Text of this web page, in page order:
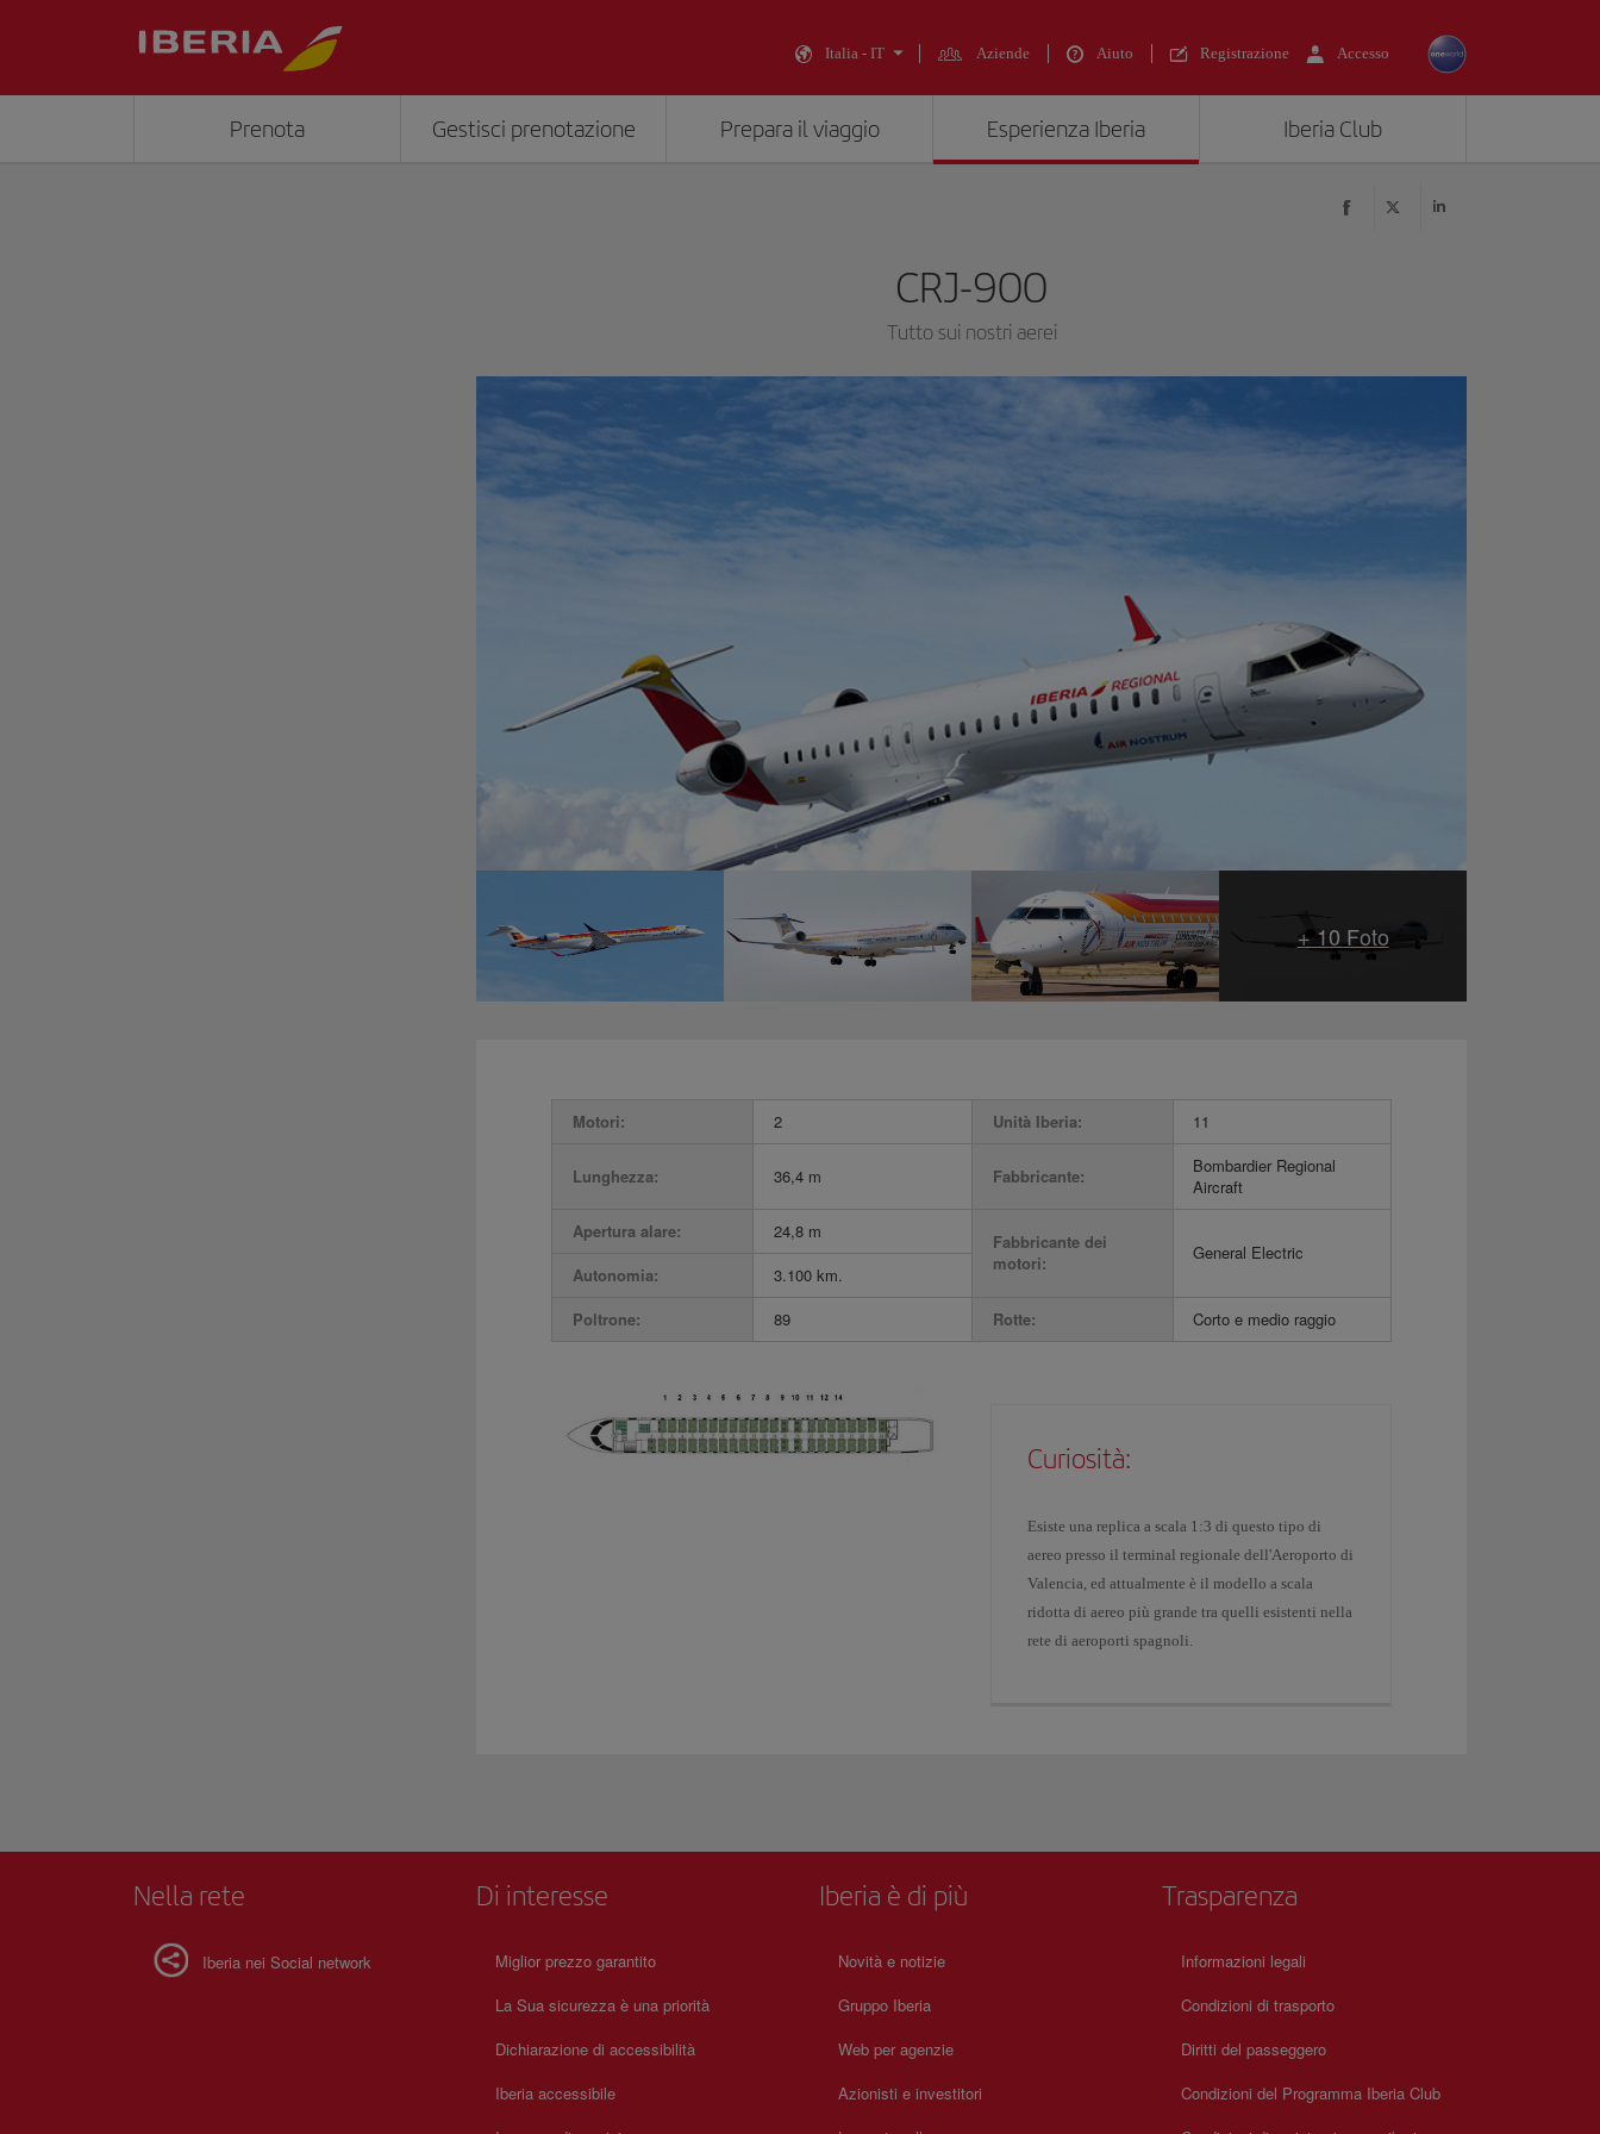
Italia - IT Aziende Aiuto Registrazione Accesso
Prenota Gestisci prenotazione Prepara il viaggio Esperienza Iberia Iberia Club
CRJ-900
Tutto sui nostri aerei
Motori: 2 Unità Iberia: 11
Lunghezza: 36,4 m Fabbricante:
Bombardier Regional
Aircraft
Apertura alare:
24,8 m
Fabbricante dei
motori:
General Electric
Autonomia:
3.100 km.
Poltrone:
89 Rotte: Corto e medio raggio
Curiosità:
Esiste una replica a scala 1:3 di questo tipo di
aereo presso il terminal regionale dell'Aeroporto di
Valencia, ed attualmente è il modello a scala
ridotta di aereo più grande tra quelli esistenti nella
rete di aeroporti spagnoli.
Nella rete
Iberia nei Social network
Di interesse
Miglior prezzo garantito
La Sua sicurezza è una priorità
Dichiarazione di accessibilità
Iberia accessibile
Iberia è di più
Novità e notizie
Gruppo Iberia
Web per agenzie
Azionisti e investitori
Trasparenza
Informazioni legali
Condizioni di trasporto
Diritti del passeggero
Condizioni del Programma Iberia Club